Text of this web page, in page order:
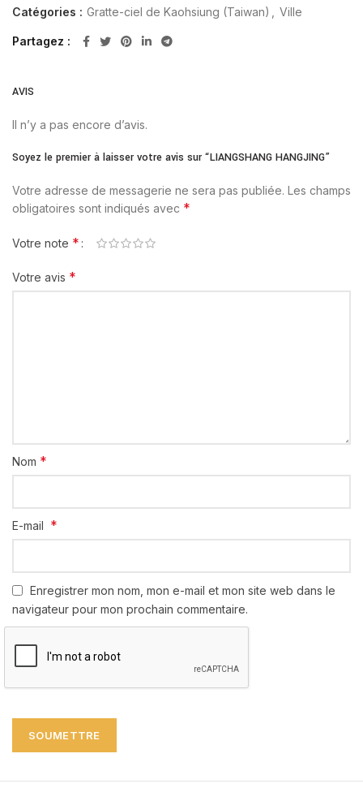
Catégories : Gratte-ciel de Kaohsiung (Taiwan) Ville
Partagez
AVIS
Il n’y a pas encore d’avis.
Soyez le premier à laisser votre avis sur “LIANGSHANG HANGJING”
Votre adresse de messagerie ne sera pas publiée. Les champs
obligatoires sont indiqués avec *
Votre note *
Votre avis *
Nom *
E-mail *
Enregistrer mon nom, mon e-mail et mon site web dans le
navigateur pour mon prochain commentaire.